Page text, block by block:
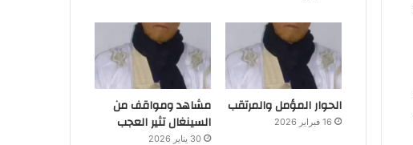
الحوار المؤمل والمرتقب
16 فبراير 2026
مشاهد ومواقف من
السينغال تثير العجب
30 يناير 2026